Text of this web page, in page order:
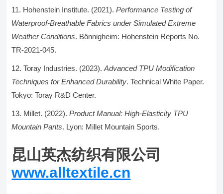
Hohenstein Institute. (2021).Performance Testing of
Waterproof-Breathable Fabrics under Simulated Extreme
Weather Conditions. Bönnigheim: Hohenstein Reports No.
TR-2021-045.
Toray Industries. (2023).Advanced TPU Modification
Techniques for Enhanced Durability. Technical White Paper.
Tokyo: Toray R&D Center.
Millet. (2022).Product Manual: High-Elasticity TPU
Mountain Pants. Lyon: Millet Mountain Sports.
昆山英杰纺织有限公司
www.alltextile.cn